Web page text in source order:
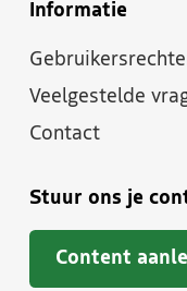
Informatie
Veelgestelde
Contact
Stuur ons je
Content